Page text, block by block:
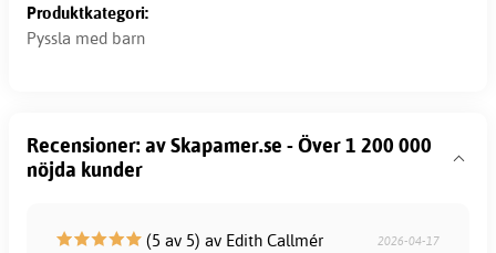
Produktkategori:
Pyssla med barn
Recensioner: av Skapamer.se - Över 1 200 000
nöjda kunder
(5 av 5) av Edith Callmér 2026-04-17